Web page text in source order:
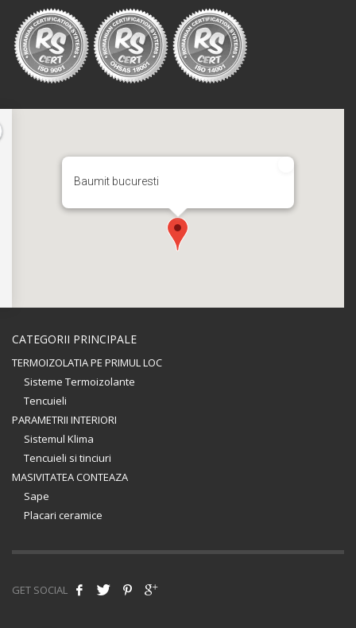
Baumit bucuresti
CATEGORII PRINCIPALE
TERMOIZOLATIA PE PRIMUL LOC
Sisteme Termoizolante
Tencuieli
PARAMETRII INTERIORI
Sistemul Klima
Tencuieli si tinciuri
MASIVITATEA CONTEAZA
Sape
Placari ceramice
GET SOCIAL